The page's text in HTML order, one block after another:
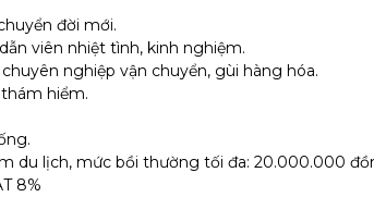
đời mới.
viên nhiệt tình, kinh nghiệm.
nghiệp vận chuyển, gùi hàng hóa.
hiểm.
du lịch, mức bồi thường tối đa: 20.000.000
8%